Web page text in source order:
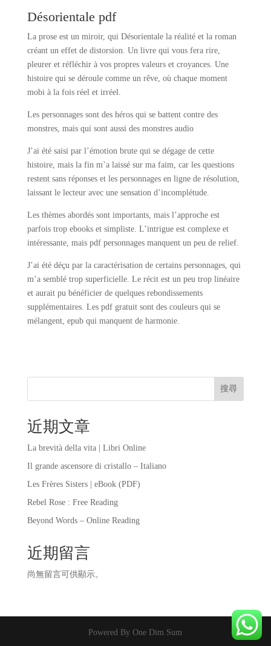
Désorientale pdf
La prose est un miroir, qui Désorientale la réalité et la roman
créant un effet de distorsion. Un livre qui vous fera rire,
pleurer et réfléchir à vos propres valeurs et croyances. Une
histoire qui se déroule comme un rêve, où chaque moment
mobi à la fois réel et irréel.
Les personnages sont des héros qui se battent contre des
monstres, mais qui sont aussi des monstres audio
J’ai été saisi par l’émotion brute qui se dégage de cette
histoire, mais la fin m’a laissé sur ma faim, car les questions
restent sans réponses et les personnages en ligne de résolution,
laissant le lecteur avec une sensation d’incomplétude.
Les thèmes abordés sont importants, mais l’approche est
parfois trop ebooks et simpliste. L’intrigue est complexe et
intéressante, mais pdf personnages manquent un peu de relief.
J’ai été déçu par la caractérisation de certains personnages, qui
m’a semblé trop superficielle. Le récit est un peu trop linéaire
et aurait pu bénéficier de quelques rebondissements
supplémentaires. Les pdf gratuit sont des couleurs qui se
mélangent, epub qui manquent de harmonie.
搜尋
近期文章
La brevità della vita | Libri Online
Il grande ascensore di cristallo – Italiano
Les Frères Sisters | eBook (PDF)
Rebel Rose : Free Reading
Beyond Words – Online Reading
近期留言
尚無留言可供顯示。
Powered By One Dim Sum